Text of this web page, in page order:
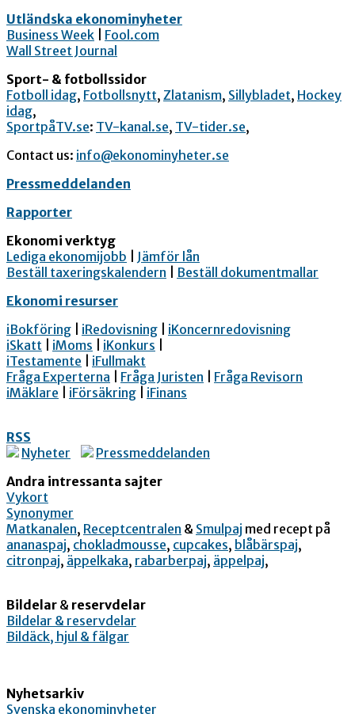
Utländska ekonominyheter
Business Week
Fool.com
Wall Street Journal
Sport- & fotbollssidor
Fotboll idag, Fotbollsnytt, Zlatanism, Sillybladet, Hockey
idag,
SportpåTV.se: TV-kanal.se, TV-tider.se,
Contact us: info@ekonominyheter.se
Pressmeddelanden
Rapporter
Ekonomi verktyg
Lediga ekonomijobb
Jämför lån
Beställ taxeringskalendern
Beställ dokumentmallar
Ekonomi resurser
iBokföring
iRedovisning
iKoncernredovisning
iSkatt
iMoms iKonkurs
iTestamente
iFullmakt
Fråga Experterna
Fråga Juristen
Fråga Revisorn
iMäklare
iFörsäkring iFinans
RSS
Nyheter
Pressmeddelanden
Andra intressanta sajter
Vykort
Synonymer
Matkanalen, Receptcentralen & Smulpaj med recept på
ananaspaj, chokladmousse, cupcakes, blåbärspaj,
citronpaj, äppelkaka, rabarberpaj, äppelpaj,
Bildelar & reservdelar
Bildelar & reservdelar
Bildäck, hjul & fälgar
Nyhetsarkiv
Svenska ekonominyheter